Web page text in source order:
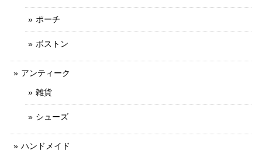
ポーチ
ボストン
アンティーク
雑貨
シューズ
ハンドメイド